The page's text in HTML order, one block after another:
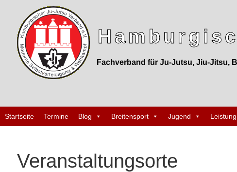
s
Fachverband für Ju-Jutsu, Jiu-Jitsu,
Startseite Termine Blog Breitensport Jugend
Veranstaltungsorte